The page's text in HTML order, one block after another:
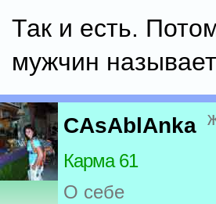
Так и есть.
мужчин
CAsAblAnka
Карма 61
О себе